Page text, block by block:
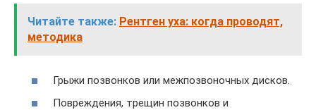
Читайте также: Рентген уха: когда проводят,
методика
Грыжи позвонков или межпозвоночных дисков.
Повреждения, трещин позвонков и